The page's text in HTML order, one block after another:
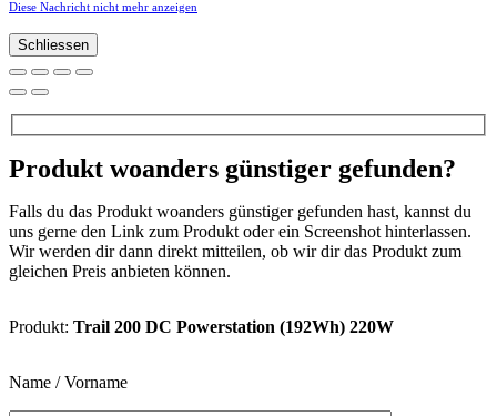
Diese Nachricht nicht mehr anzeigen
Schliessen
Produkt woanders günstiger gefunden?
Falls du das Produkt woanders günstiger gefunden hast, kannst du
uns gerne den Link zum Produkt oder ein Screenshot hinterlassen.
Wir werden dir dann direkt mitteilen, ob wir dir das Produkt zum
gleichen Preis anbieten können.
Produkt: Trail 200 DC Powerstation (192Wh) 220W
Name / Vorname